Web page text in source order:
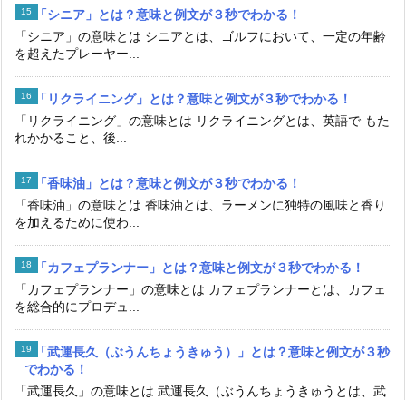
「シニア」とは？意味と例文が３秒でわかる！
「シニア」の意味とは シニアとは、ゴルフにおいて、一定の年齢
を超えたプレーヤー...
「リクライニング」とは？意味と例文が３秒でわかる！
「リクライニング」の意味とは リクライニングとは、英語で もた
れかかること、後...
「香味油」とは？意味と例文が３秒でわかる！
「香味油」の意味とは 香味油とは、ラーメンに独特の風味と香り
を加えるために使わ...
「カフェプランナー」とは？意味と例文が３秒でわかる！
「カフェプランナー」の意味とは カフェプランナーとは、カフェ
を総合的にプロデュ...
「武運長久（ぶうんちょうきゅう）」とは？意味と例文が３秒
でわかる！
「武運長久」の意味とは 武運長久（ぶうんちょうきゅうとは、武